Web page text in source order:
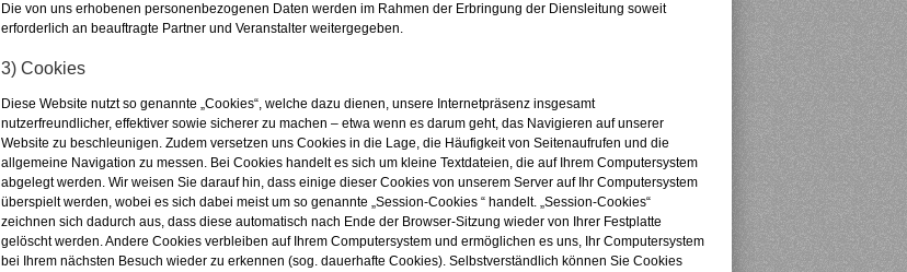
Die von uns erhobenen personenbezogenen Daten werden im Rahmen der Erbringung der Diensleitung soweit
erforderlich an beauftragte Partner und Veranstalter weitergegeben.
3) Cookies
Diese Website nutzt so genannte „Cookies“, welche dazu dienen, unsere Internetpräsenz insgesamt
nutzerfreundlicher, effektiver sowie sicherer zu machen – etwa wenn es darum geht, das Navigieren auf unserer
Website zu beschleunigen. Zudem versetzen uns Cookies in die Lage, die Häufigkeit von Seitenaufrufen und die
allgemeine Navigation zu messen. Bei Cookies handelt es sich um kleine Textdateien, die auf Ihrem Computersystem
abgelegt werden. Wir weisen Sie darauf hin, dass einige dieser Cookies von unserem Server auf Ihr Computersystem
überspielt werden, wobei es sich dabei meist um so genannte „Session-Cookies “ handelt. „Session-Cookies“
zeichnen sich dadurch aus, dass diese automatisch nach Ende der Browser-Sitzung wieder von Ihrer Festplatte
gelöscht werden. Andere Cookies verbleiben auf Ihrem Computersystem und ermöglichen es uns, Ihr Computersystem
bei Ihrem nächsten Besuch wieder zu erkennen (sog. dauerhafte Cookies). Selbstverständlich können Sie Cookies